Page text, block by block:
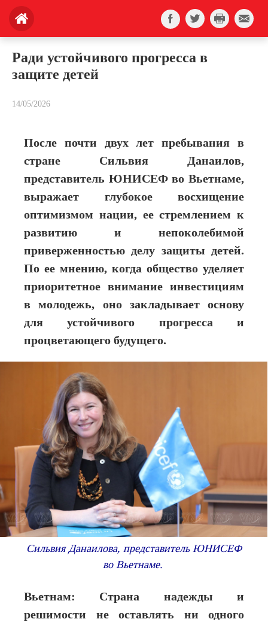
Ради устойчивого прогресса в
защите детей
14/05/2026
После почти двух лет пребывания в
стране Сильвия Данаилов,
представитель ЮНИСЕФ во Вьетнаме,
выражает глубокое восхищение
оптимизмом нации, ее стремлением к
развитию и непоколебимой
приверженностью делу защиты детей.
По ее мнению, когда общество уделяет
приоритетное внимание инвестициям
в молодежь, оно закладывает основу
для устойчивого прогресса и
процветающего будущего.
Сильвия Данаилова, представитель ЮНИСЕФ
во Вьетнаме.
Вьетнам: Страна надежды и
решимости не оставлять ни одного